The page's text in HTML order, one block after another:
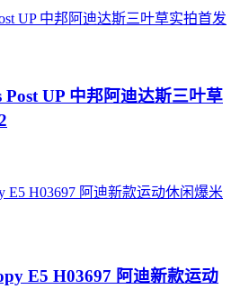
UP 中邦阿迪达斯三叶草
E5 H03697 阿迪新款运动